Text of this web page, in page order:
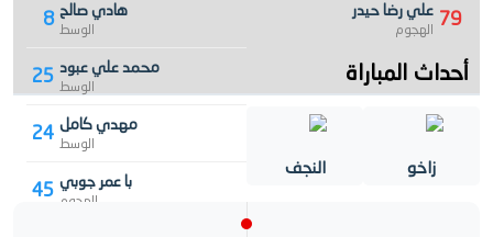
8 هادي صالح
الوسط
25 محمد علي عبود
الوسط
24 مهدي كامل
الوسط
45 با عمر جوبي
الهجوم
79 علي رضا حيدر
الهجوم
أحداث المباراة
زاخو النجف